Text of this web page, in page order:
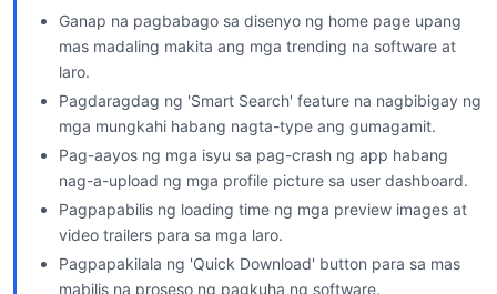
Ganap na pagbabago sa disenyo ng home page upang
mas madaling makita ang mga trending na software at
laro.
Pagdaragdag ng 'Smart Search' feature na nagbibigay ng
mga mungkahi habang nagta-type ang gumagamit.
Pag-aayos ng mga isyu sa pag-crash ng app habang
nag-a-upload ng mga profile picture sa user dashboard.
Pagpapabilis ng loading time ng mga preview images at
video trailers para sa mga laro.
Pagpapakilala ng 'Quick Download' button para sa mas
mabilis na proseso ng pagkuha ng software.